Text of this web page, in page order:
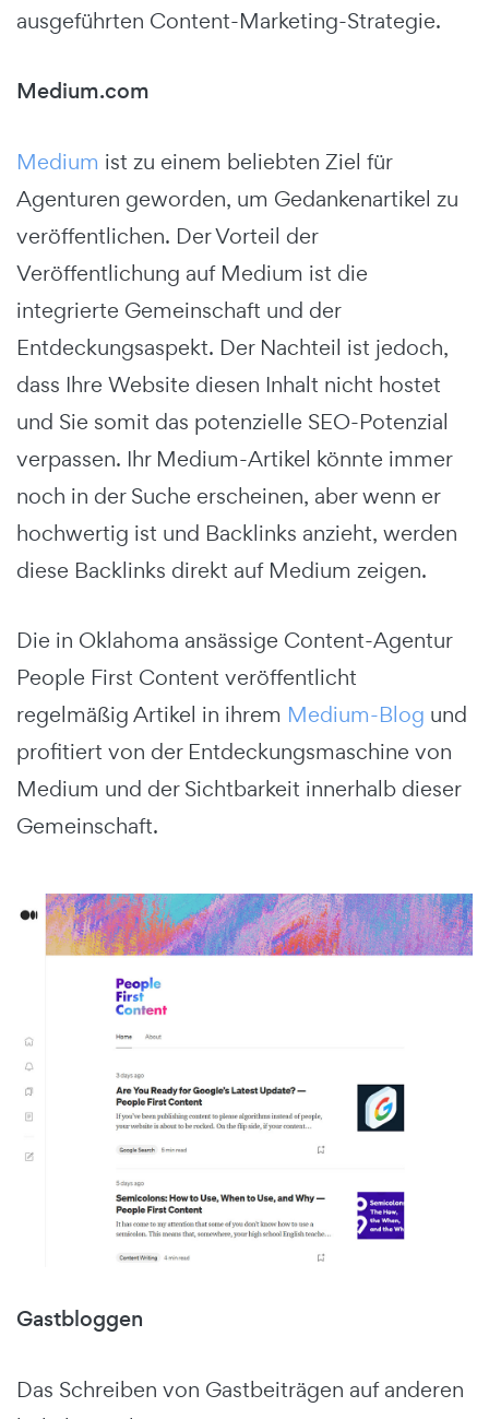
ausgeführten Content-Marketing-Strategie.
Medium.com
Medium ist zu einem beliebten Ziel für
Agenturen geworden, um Gedankenartikel zu
veröffentlichen. Der Vorteil der
Veröffentlichung auf Medium ist die
integrierte Gemeinschaft und der
Entdeckungsaspekt. Der Nachteil ist jedoch,
dass Ihre Website diesen Inhalt nicht hostet
und Sie somit das potenzielle SEO-Potenzial
verpassen. Ihr Medium-Artikel könnte immer
noch in der Suche erscheinen, aber wenn er
hochwertig ist und Backlinks anzieht, werden
diese Backlinks direkt auf Medium zeigen.
Die in Oklahoma ansässige Content-Agentur
People First Content veröffentlicht
regelmäßig Artikel in ihrem Medium-Blog und
profitiert von der Entdeckungsmaschine von
Medium und der Sichtbarkeit innerhalb dieser
Gemeinschaft.
Gastbloggen
Das Schreiben von Gastbeiträgen auf anderen